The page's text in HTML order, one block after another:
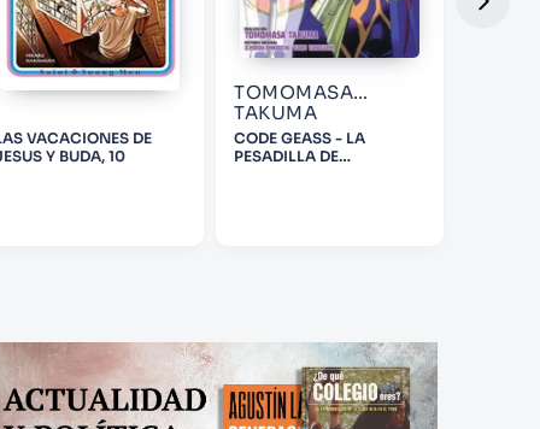
VACACIONES DE
Y BUDA, 10
TOMOMASA
TAKUMA
CODE GEASS - LA
PESADILLA DE